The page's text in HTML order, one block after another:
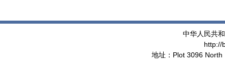
中华人民共
http://
地址：Plot 3096